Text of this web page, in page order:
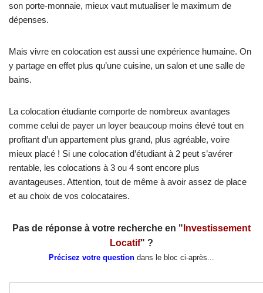
son porte-monnaie, mieux vaut mutualiser le maximum de
dépenses.
Mais vivre en colocation est aussi une expérience humaine. On
y partage en effet plus qu’une cuisine, un salon et une salle de
bains.
La colocation étudiante comporte de nombreux avantages
comme celui de payer un loyer beaucoup moins élevé tout en
profitant d’un appartement plus grand, plus agréable, voire
mieux placé ! Si une colocation d’étudiant à 2 peut s’avérer
rentable, les colocations à 3 ou 4 sont encore plus
avantageuses. Attention, tout de même à avoir assez de place
et au choix de vos colocataires.
Pas de réponse à votre recherche en " Investissement
Locatif" ?
Précisez votre question dans le bloc ci-après...